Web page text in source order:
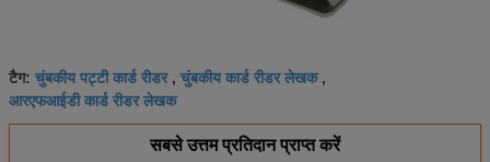
टैग: चुंबकीय पट्टी कार्ड रीडर, चुंबकीय कार्ड रीडर लेखक,
आरएफआईडी कार्ड रीडर लेखक
सबसे उत्तम प्रतिदान प्राप्त करें